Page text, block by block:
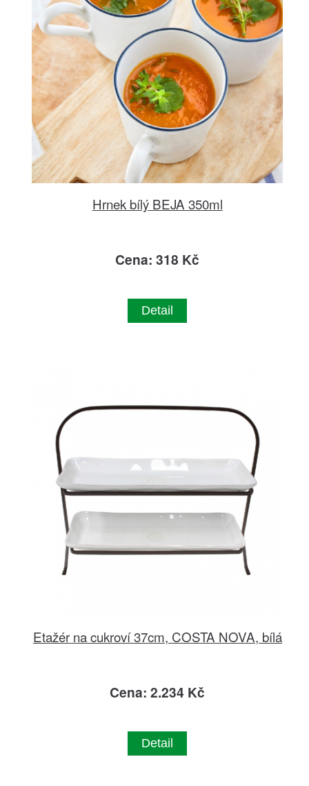
Hrnek bílý BEJA 350ml
Cena: 318 Kč
Detail
Etažér na cukroví 37cm, COSTA NOVA, bílá
Cena: 2.234 Kč
Detail